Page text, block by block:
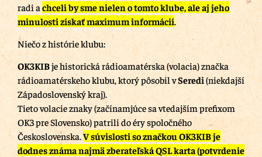
radi a chceli by sme nielen o tomto klube, ale aj jeho
minulosti získať maximum informácií.
Niečo z histórie klubu:
OK3KIBje historická rádioamatérska (volacia) značka
rádioamatérskeho klubu, ktorý pôsobil vSeredi(niekdajší
Západoslovenský kraj).
Tieto volacie znaky (začínamjúce sa vtedajším prefixom
OK3 pre Slovensko) patrili do éry spoločného
Československa.V súvislosti so značkou OK3KIB je
dodnes známa najmä zberateľská QSL karta (potvrdenie